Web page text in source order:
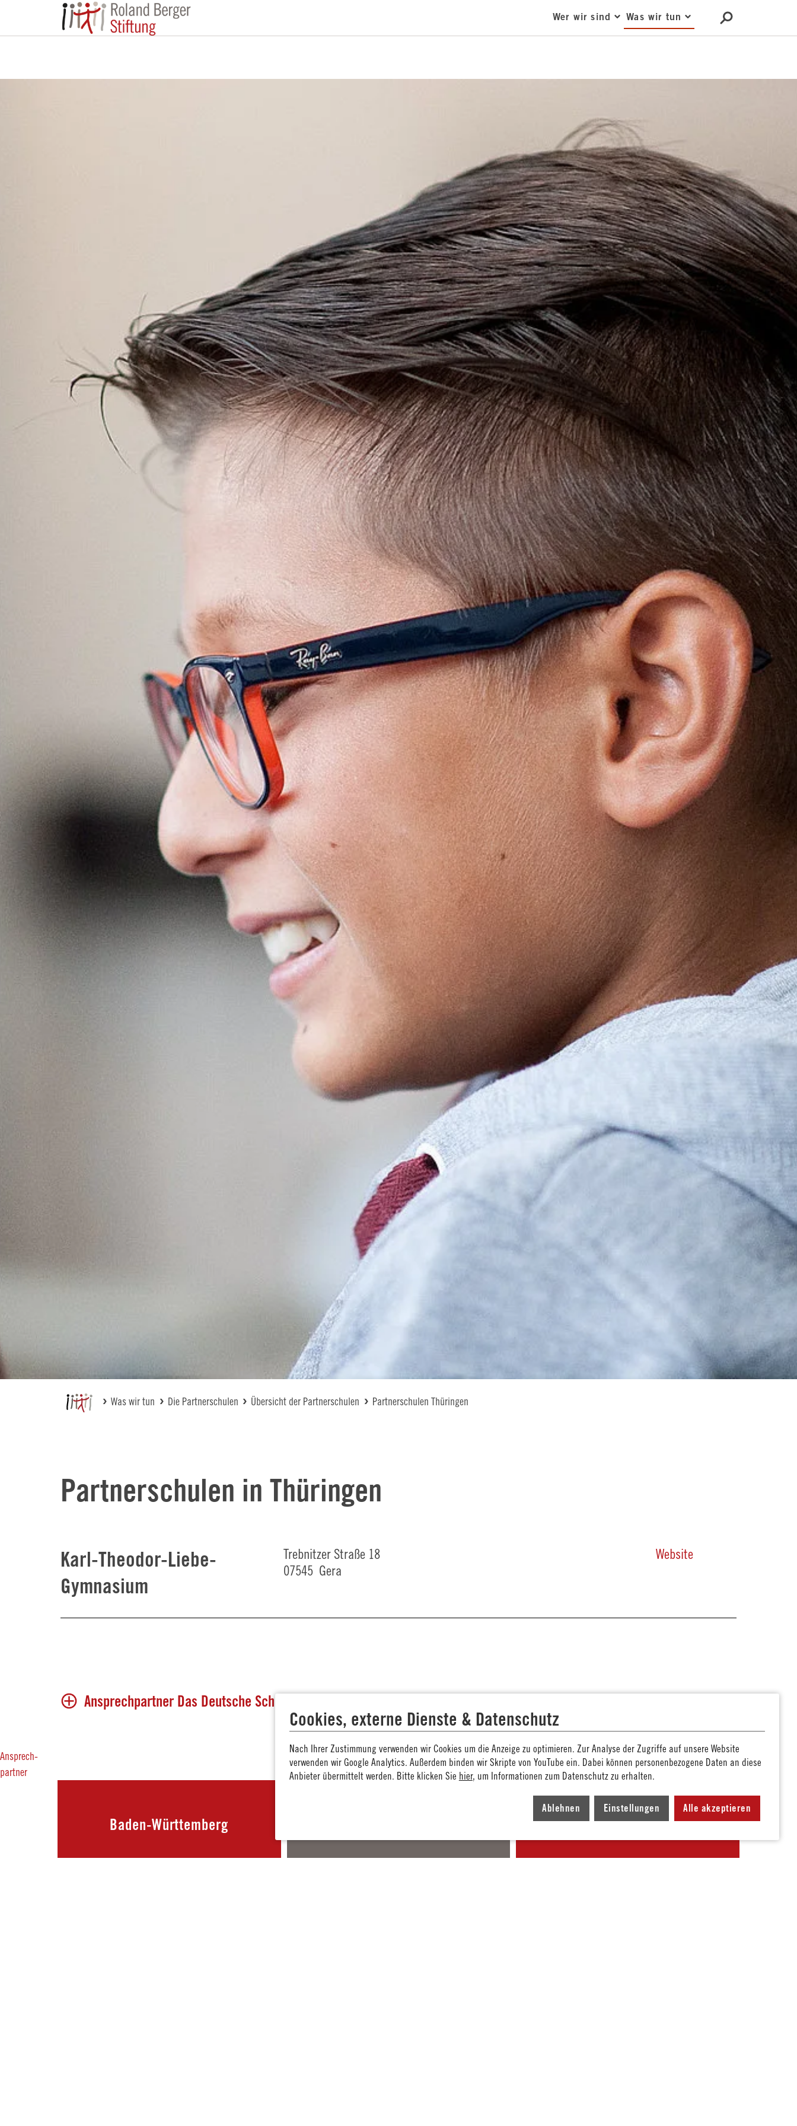
Roland Berger Stiftung Logo Wer wir sind Was wir tun
Was wir tun Die Partnerschulen Übersicht der Partnerschulen Partnerschulen Thüringen
Partnerschulen in Thüringen
Karl-Theodor-Liebe-
Gymnasium
Trebnitzer Straße 18
07545 Gera
Website
Ansprechpartner Das Deutsche Schülerstipendium in Thüringen
Ansprech-
partner
Baden-Württemberg Berlin
Cookies, externe Dienste & Datenschutz
Nach Ihrer Zustimmung verwenden wir Cookies um die Anzeige zu optimieren. Zur Analyse der Zugriffe auf unsere Website
verwenden wir Google Analytics. Außerdem binden wir Skripte von YouTube ein. Dabei können personenbezogene Daten an diese
Anbieter übermittelt werden. Bitte klicken Sie hier, um Informationen zum Datenschutz zu erhalten.
Ablehnen Einstellungen Alle akzeptieren